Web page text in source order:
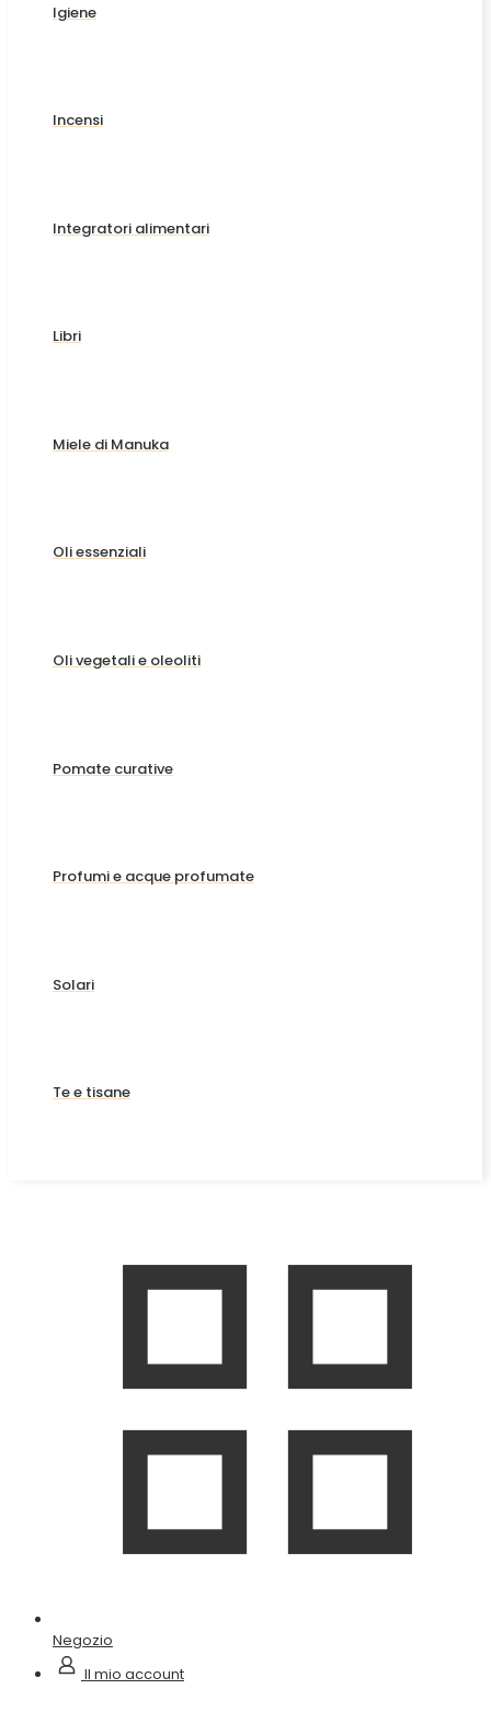
Igiene
Incensi
Integratori alimentari
Libri
Miele di Manuka
Oli essenziali
Oli vegetali e oleoliti
Pomate curative
Profumi e acque profumate
Solari
Te e tisane
Negozio
Il mio account